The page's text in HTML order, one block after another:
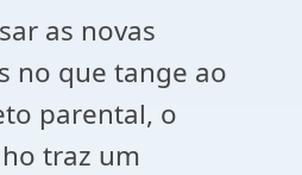
as novas
no que tange ao
parental, o
traz um